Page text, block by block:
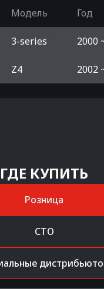
Модель Год
3-series 2000
Z4 2002
ГДЕ КУПИТЬ
Розница
СТО